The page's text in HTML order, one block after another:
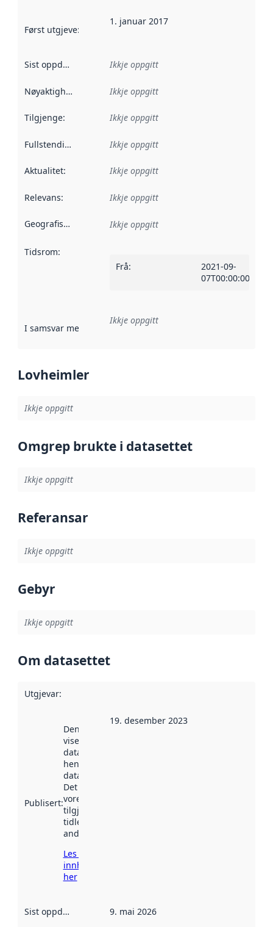
Først utgjeve: Denne datoen seier når dataa i dette
1. januar 2017
Sist oppdatert Ikkje oppgitt
Nøyaktigheit Ikkje oppgitt
Tilgjenge: Ikkje oppgitt
Fullstendigheit Ikkje oppgitt
Aktualitet: Ikkje oppgitt
Relevans: Ikkje oppgitt
Geografisk område Ikkje oppgitt
Tidsrom:
Frå:
2021-09-
07T00:00:00Z
I samsvar med Referanse til ei implementeringsregel eller
Ikkje oppgitt
Lovheimler
Ikkje oppgitt
Omgrep brukte i datasettet
Ikkje oppgitt
Referansar
Ikkje oppgitt
Gebyr
Ikkje oppgitt
Om datasettet
Utgjevar:
Publisert:
Denne datoen
viser når
datasettet vart
henta inn av
data.norge.no.
Det kan ha
vore
tilgjengeleg
tidlegare
andre stader.
Les meir om
innhenting
her
19. desember 2023
Sist oppdatert 9. mai 2026